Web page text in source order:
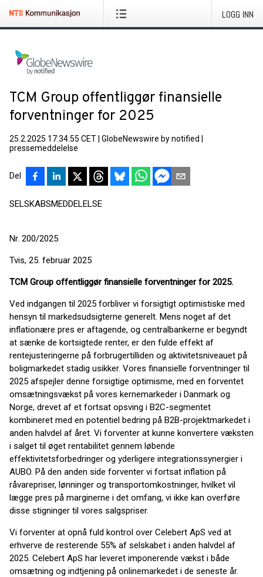
LOGG INN
TCM Group offentliggør finansielle
forventninger for 2025
25.2.2025 17:34:55 CET GlobeNewswire by notified
pressemeddelelse
Del
SELSKABSMEDDELELSE
Nr. 200/2025
Tvis, 25. februar 2025
TCM Group offentliggør finansielle forventninger for 2025.
Ved indgangen til 2025 forbliver vi forsigtigt optimistiske med
hensyn til markedsudsigterne generelt. Mens noget af det
inflationære pres er aftagende, og centralbankerne er begyndt
at sænke de kortsigtede renter, er den fulde effekt af
rentejusteringerne på forbrugertilliden og aktivitetsniveauet på
boligmarkedet stadig usikker. Vores finansielle forventninger til
2025 afspejler denne forsigtige optimisme, med en forventet
omsætningsvækst på vores kernemarkeder i Danmark og
Norge, drevet af et fortsat opsving i B2C-segmentet
kombineret med en potentiel bedring på B2B-projektmarkedet i
anden halvdel af året. Vi forventer at kunne konvertere væksten
i salget til øget rentabilitet gennem løbende
effektivitetsforbedringer og yderligere integrationssynergier i
AUBO. På den anden side forventer vi fortsat inflation på
råvarepriser, lønninger og transportomkostninger, hvilket vil
lægge pres på marginerne i det omfang, vi ikke kan overføre
disse stigninger til vores salgspriser.
Vi forventer at opnå fuld kontrol over Celebert ApS ved at
erhverve de resterende 55% af selskabet i anden halvdel af
2025. Celebert ApS har leveret imponerende vækst i både
omsætning og indtjening på onlinemarkedet i de seneste år.